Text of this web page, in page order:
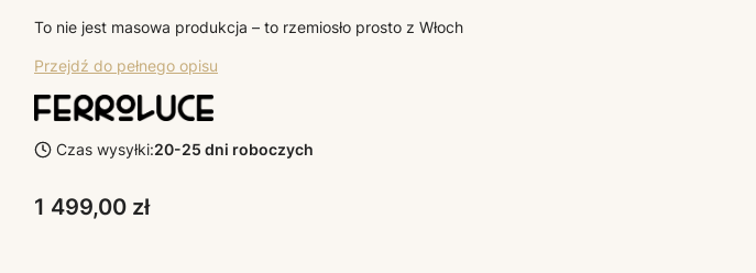
To nie jest masowa produkcja – to rzemiosło prosto z Włoch
Przejdź do pełnego opisu
Czas wysyłki:20-25 dni roboczych
Cena
1 499,00 zł